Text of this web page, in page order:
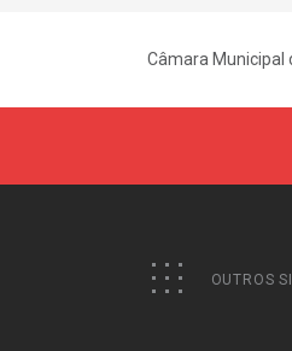
Câmara Municipal
OUTROS